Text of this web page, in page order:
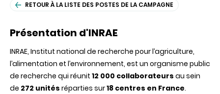
RETOUR À LA LISTE DES POSTES DE LA CAMPAGNE
Présentation d'INRAE
INRAE, Institut national de recherche pour l’agriculture,
l’alimentation et l’environnement, est un organisme public
de recherche qui réunit 12 000 collaborateurs au sein
de 272 unités réparties sur18 centres en France.